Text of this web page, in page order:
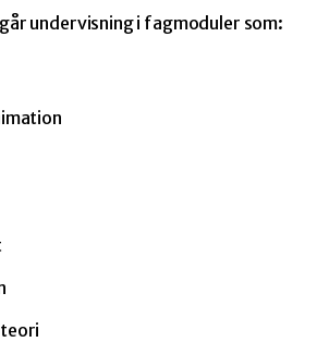
undervisning i fagmoduler som: